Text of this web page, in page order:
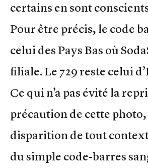
certains en sont
Pour être précis, le code
celui des Pays Bas où
filiale. Le 729 reste celui
Ce qui n’a pas évité la
précaution de cette
disparition de tout
du simple code-barres